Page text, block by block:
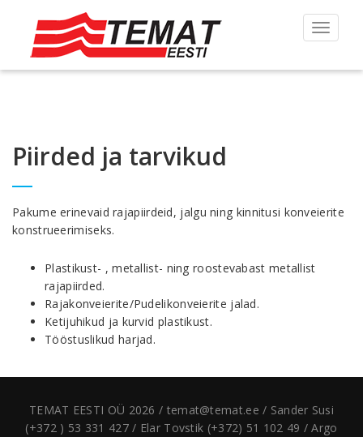
Toggle
Piirded ja tarvikud
Pakume erinevaid rajapiirdeid, jalgu ning kinnitusi konveierite
konstrueerimiseks.
Plastikust- , metallist- ning roostevabast metallist
rajapiirded.
Rajakonveierite/Pudelikonveierite jalad.
Ketijuhikud ja kurvid plastikust.
Tööstuslikud harjad.
TEMAT EESTI OÜ 2026 / temat@temat.ee / Sander Susi
(+372 ) 53 331 427 / Elar Tovstik (+372) 51 102 49 / Argo